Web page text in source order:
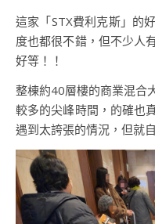
這家「STX費利克斯」的
度也都很不錯，但不少人
好等！！
整棟約40層樓的商業混合
較多的尖峰時間，的確也
遇到太誇張的情況，但就